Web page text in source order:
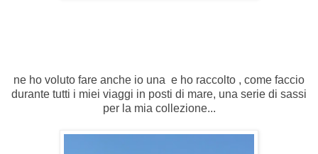
ne ho voluto fare anche io una e ho raccolto , come faccio
durante tutti i miei viaggi in posti di mare, una serie di sassi
per la mia collezione...